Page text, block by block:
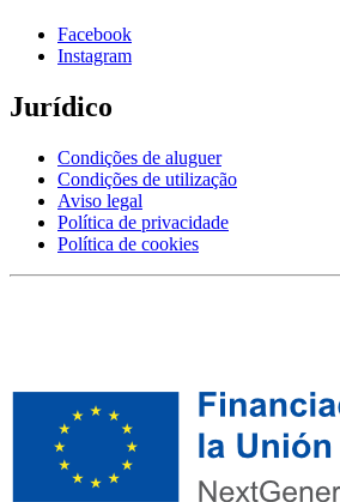
Facebook
Instagram
Jurídico
Condições de aluguer
Condições de utilização
Aviso legal
Política de privacidade
Política de cookies